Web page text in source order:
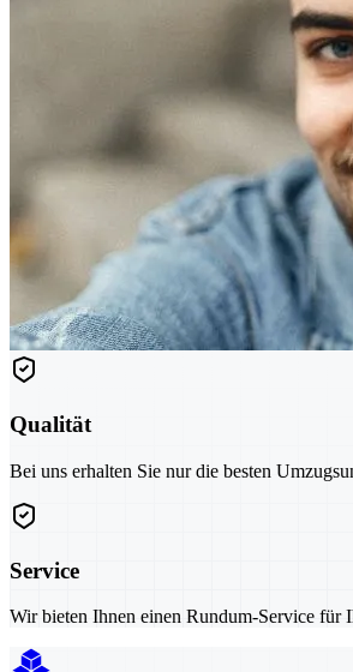
Qualität
Bei uns erhalten Sie nur die besten
Service
Wir bieten Ihnen einen Rundum-Service für